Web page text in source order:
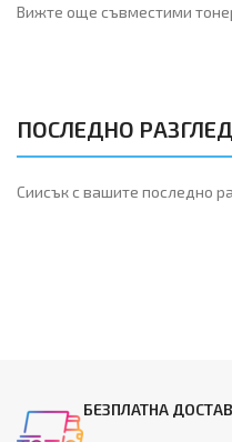
Вижте още съвместими
ПОСЛЕДНО
Сиисък с вашите последно
БЕЗПЛАТНА